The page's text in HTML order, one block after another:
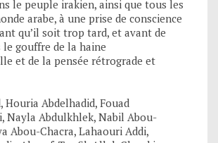
le peuple irakien, ainsi que tous les
arabe, à une prise de conscience
qu’il soit trop tard, et avant de
le gouffre de la haine
et de la pensée rétrograde et
Houria Abdelhadid, Fouad
Nayla Abdulkhlek, Nabil Abou-
Abou-Chacra, Lahaouri Addi,